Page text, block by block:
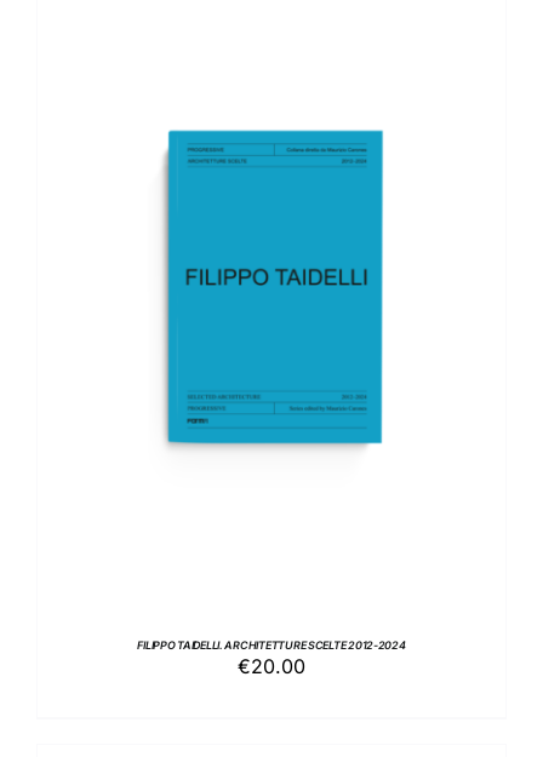
AGGIUNGI AL CARRELLO / DETTAGLI
FILIPPO TAIDELLI. ARCHITETTURE SCELTE 2012-2024
€20.00